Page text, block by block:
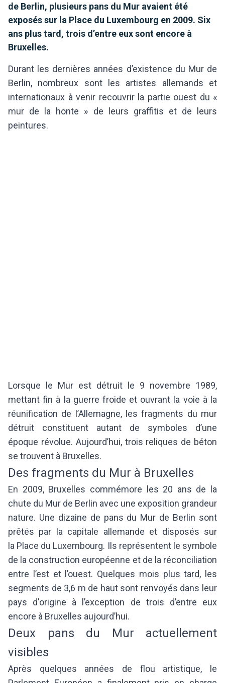
de Berlin, plusieurs pans du Mur avaient été
exposés sur la Place du Luxembourg en 2009. Six
ans plus tard, trois d’entre eux sont encore à
Bruxelles.
Durant les dernières années d’existence du Mur de
Berlin, nombreux sont les artistes allemands et
internationaux à venir recouvrir la partie ouest du «
mur de la honte » de leurs graffitis et de leurs
peintures.
Lorsque le Mur est détruit le 9 novembre 1989,
mettant fin à la guerre froide et ouvrant la voie à la
réunification de l’Allemagne, les fragments du mur
détruit constituent autant de symboles d’une
époque révolue. Aujourd’hui, trois reliques de béton
se trouvent à Bruxelles.
Des fragments du Mur à Bruxelles
En 2009, Bruxelles commémore les 20 ans de la
chute du Mur de Berlin avec une exposition grandeur
nature. Une dizaine de pans du Mur de Berlin sont
prêtés par la capitale allemande et disposés sur
la Place du Luxembourg. Ils représentent le symbole
de la construction européenne et de la réconciliation
entre l’est et l’ouest. Quelques mois plus tard, les
segments de 3,6 m de haut sont renvoyés dans leur
pays d'origine à l’exception de trois d’entre eux
encore à Bruxelles aujourd’hui.
Deux pans du Mur actuellement
visibles
Après quelques années de flou artistique, le